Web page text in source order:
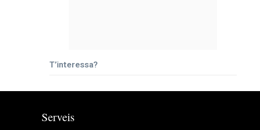
T’interessa?
Serveis